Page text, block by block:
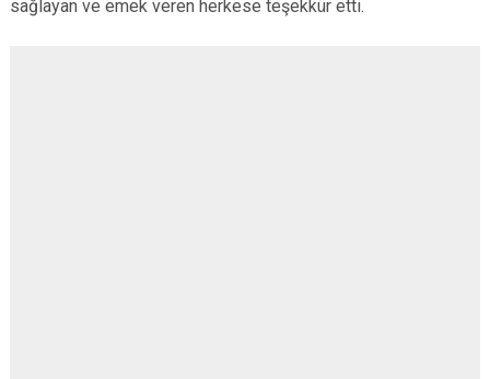
sağlayan ve emek veren herkese teşekkür etti.